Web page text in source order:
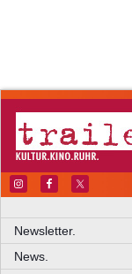
Newsletter.
News.